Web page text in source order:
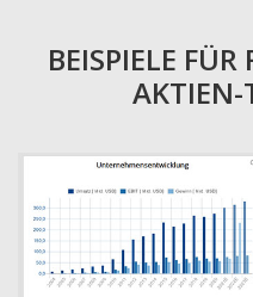
BEISPIELE
AKTIEN-